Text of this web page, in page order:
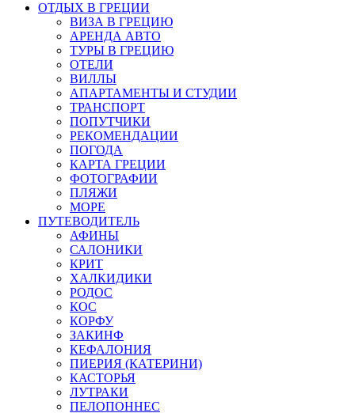
ОТДЫХ В ГРЕЦИИ
ВИЗА В ГРЕЦИЮ
АРЕНДА АВТО
ТУРЫ В ГРЕЦИЮ
ОТЕЛИ
ВИЛЛЫ
АПАРТАМЕНТЫ И СТУДИИ
ТРАНСПОРТ
ПОПУТЧИКИ
РЕКОМЕНДАЦИИ
ПОГОДА
КАРТА ГРЕЦИИ
ФОТОГРАФИИ
ПЛЯЖИ
МОРЕ
ПУТЕВОДИТЕЛЬ
АФИНЫ
САЛОНИКИ
КРИТ
ХАЛКИДИКИ
РОДОС
КОС
КОРФУ
ЗАКИНФ
КЕФАЛОНИЯ
ПИЕРИЯ (КАТЕРИНИ)
КАСТОРЬЯ
ЛУТРАКИ
ПЕЛОПОННЕС